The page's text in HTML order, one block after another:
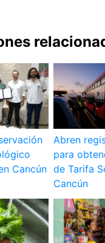
Cancún
Abren
para
de Tarifa
Cancún